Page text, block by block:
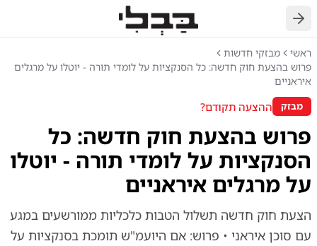
חזרה
ראשי
מבזקי חדשות
פרוש בהצעת חוק חדשה: כל הסנקציות על לומדי תורה - יוטלו על מרגלים
איראניים
מבזק ההצעה תקודם?
פרוש בהצעת חוק חדשה: כל
הסנקציות על לומדי תורה - יוטלו
על מרגלים איראניים
הצעת חוק חדשה תשלול הטבות כלכליות ממורשעים במגע
עם סוכן איראני • פרוש: אם היועמ"ש תומכת בסנקציות על